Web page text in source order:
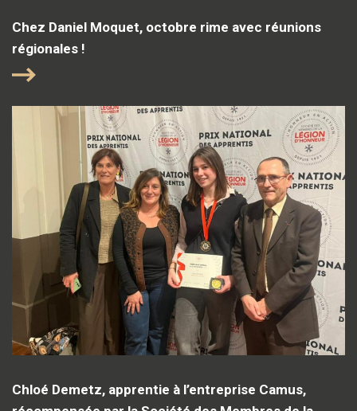
Chez Daniel Moquet, octobre rime avec réunions
régionales !
Chloé Demetz, apprentie à l’entreprise Camus,